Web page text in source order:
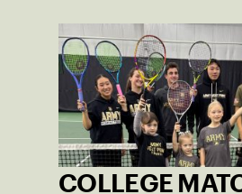
sport to juniors across
COLLEGE